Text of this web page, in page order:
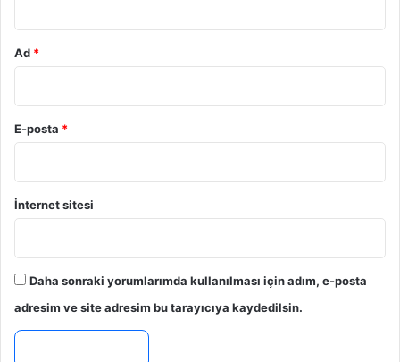
Ad *
E-posta *
İnternet sitesi
Daha sonraki yorumlarımda kullanılması için adım, e-posta
adresim ve site adresim bu tarayıcıya kaydedilsin.